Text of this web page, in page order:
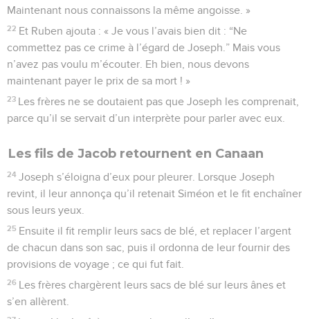
Maintenant nous connaissons la même angoisse. »
22 Et Ruben ajouta : « Je vous l’avais bien dit : “Ne
commettez pas ce crime à l’égard de Joseph.” Mais vous
n’avez pas voulu m’écouter. Eh bien, nous devons
maintenant payer le prix de sa mort ! »
23 Les frères ne se doutaient pas que Joseph les comprenait,
parce qu’il se servait d’un interprète pour parler avec eux.
Les fils de Jacob retournent en Canaan
24 Joseph s’éloigna d’eux pour pleurer. Lorsque Joseph
revint, il leur annonça qu’il retenait Siméon et le fit enchaîner
sous leurs yeux.
25 Ensuite il fit remplir leurs sacs de blé, et replacer l’argent
de chacun dans son sac, puis il ordonna de leur fournir des
provisions de voyage ; ce qui fut fait.
26 Les frères chargèrent leurs sacs de blé sur leurs ânes et
s’en allèrent.